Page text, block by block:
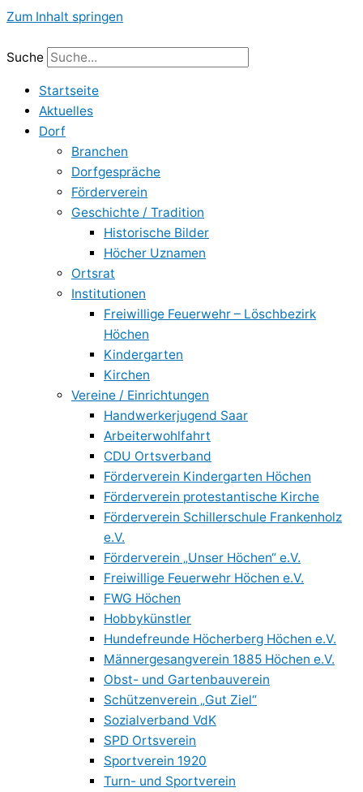
Zum Inhalt springen
Suche
Startseite
Aktuelles
Dorf
Branchen
Dorfgespräche
Förderverein
Geschichte / Tradition
Historische Bilder
Höcher Uznamen
Ortsrat
Institutionen
Freiwillige Feuerwehr – Löschbezirk
Höchen
Kindergarten
Kirchen
Vereine / Einrichtungen
Handwerkerjugend Saar
Arbeiterwohlfahrt
CDU Ortsverband
Förderverein Kindergarten Höchen
Förderverein protestantische Kirche
Förderverein Schillerschule Frankenholz
e.V.
Förderverein „Unser Höchen“ e.V.
Freiwillige Feuerwehr Höchen e.V.
FWG Höchen
Hobbykünstler
Hundefreunde Höcherberg Höchen e.V.
Männergesangverein 1885 Höchen e.V.
Obst- und Gartenbauverein
Schützenverein „Gut Ziel“
Sozialverband VdK
SPD Ortsverein
Sportverein 1920
Turn- und Sportverein